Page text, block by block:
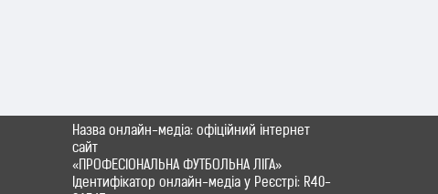
Назва онлайн-медіа: офіційний інтернет
сайт
«ПРОФЕСІОНАЛЬНА ФУТБОЛЬНА ЛІГА»
Ідентифікатор онлайн-медіа у Реєстрі: R40-